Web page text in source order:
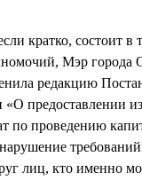
кратко, состоит в
Мэр города
редакцию
предоставлении
по проведению
лиц, кто именно